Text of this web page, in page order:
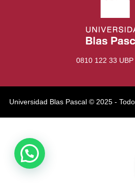
0810 122 33
Universidad Blas Pascal ©️ 2025 -